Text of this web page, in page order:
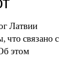
Латвии
что связано с
этом